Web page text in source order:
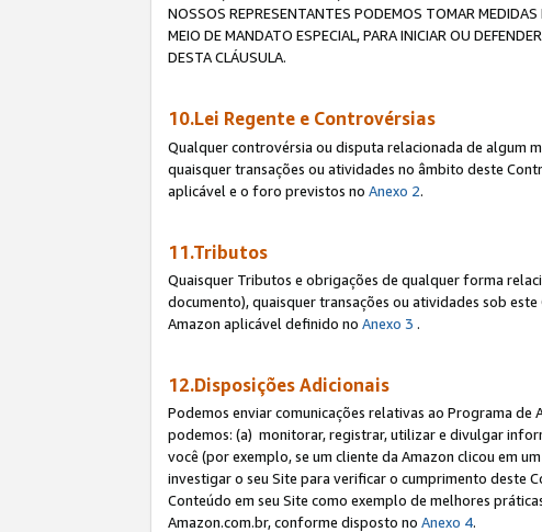
NOSSOS REPRESENTANTES PODEMOS TOMAR
MEIO DE MANDATO ESPECIAL, PARA INICIAR OU
DESTA CLÁUSULA.
10.Lei Regente e Controvérsias
Qualquer controvérsia ou disputa relacionada de algum
quaisquer transações ou atividades no âmbito deste
aplicável e o foro previstos no Anexo 2.
11.Tributos
Quaisquer Tributos e obrigações de qualquer forma
documento), quaisquer transações ou atividades sob
Amazon aplicável definido no Anexo 3 .
12.Disposições Adicionais
Podemos enviar comunicações relativas ao Programa de
podemos: (a) monitorar, registrar, utilizar e divulgar
você (por exemplo, se um cliente da Amazon clicou em
investigar o seu Site para verificar o cumprimento deste
Conteúdo em seu Site como exemplo de melhores
Amazon.com.br, conforme disposto no Anexo 4.